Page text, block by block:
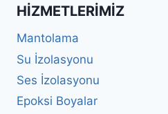
HIZMETLERIMIZ
Mantolama
Su İzolasyonu
Ses İzolasyonu
Epoksi Boyalar